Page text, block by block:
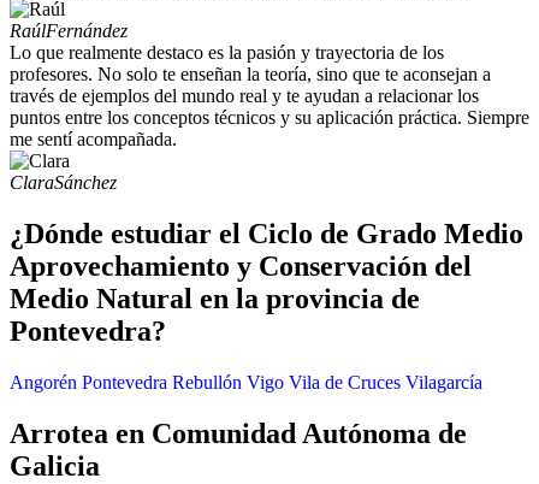
RaúlFernández
Lo que realmente destaco es la pasión y trayectoria de los
profesores. No solo te enseñan la teoría, sino que te aconsejan a
través de ejemplos del mundo real y te ayudan a relacionar los
puntos entre los conceptos técnicos y su aplicación práctica. Siempre
me sentí acompañada.
ClaraSánchez
¿Dónde estudiar el Ciclo de Grado Medio
Aprovechamiento y Conservación del
Medio Natural en la provincia de
Pontevedra?
Angorén Pontevedra Rebullón Vigo Vila de Cruces Vilagarcía
Arrotea en Comunidad Autónoma de
Galicia